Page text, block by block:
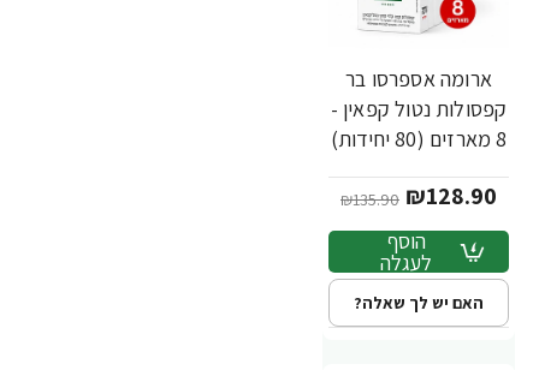
חדש
-5%
ארומה אספרסו בר
קפסולות נטול קפאין -
8 מארזים (80 יחידות)
₪128.90
₪135.90
הוסף
לעגלה
האם יש לך שאלה?